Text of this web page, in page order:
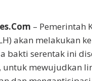
– Pemerintah
akan melakukan
bakti serentak ini
mewujudkan